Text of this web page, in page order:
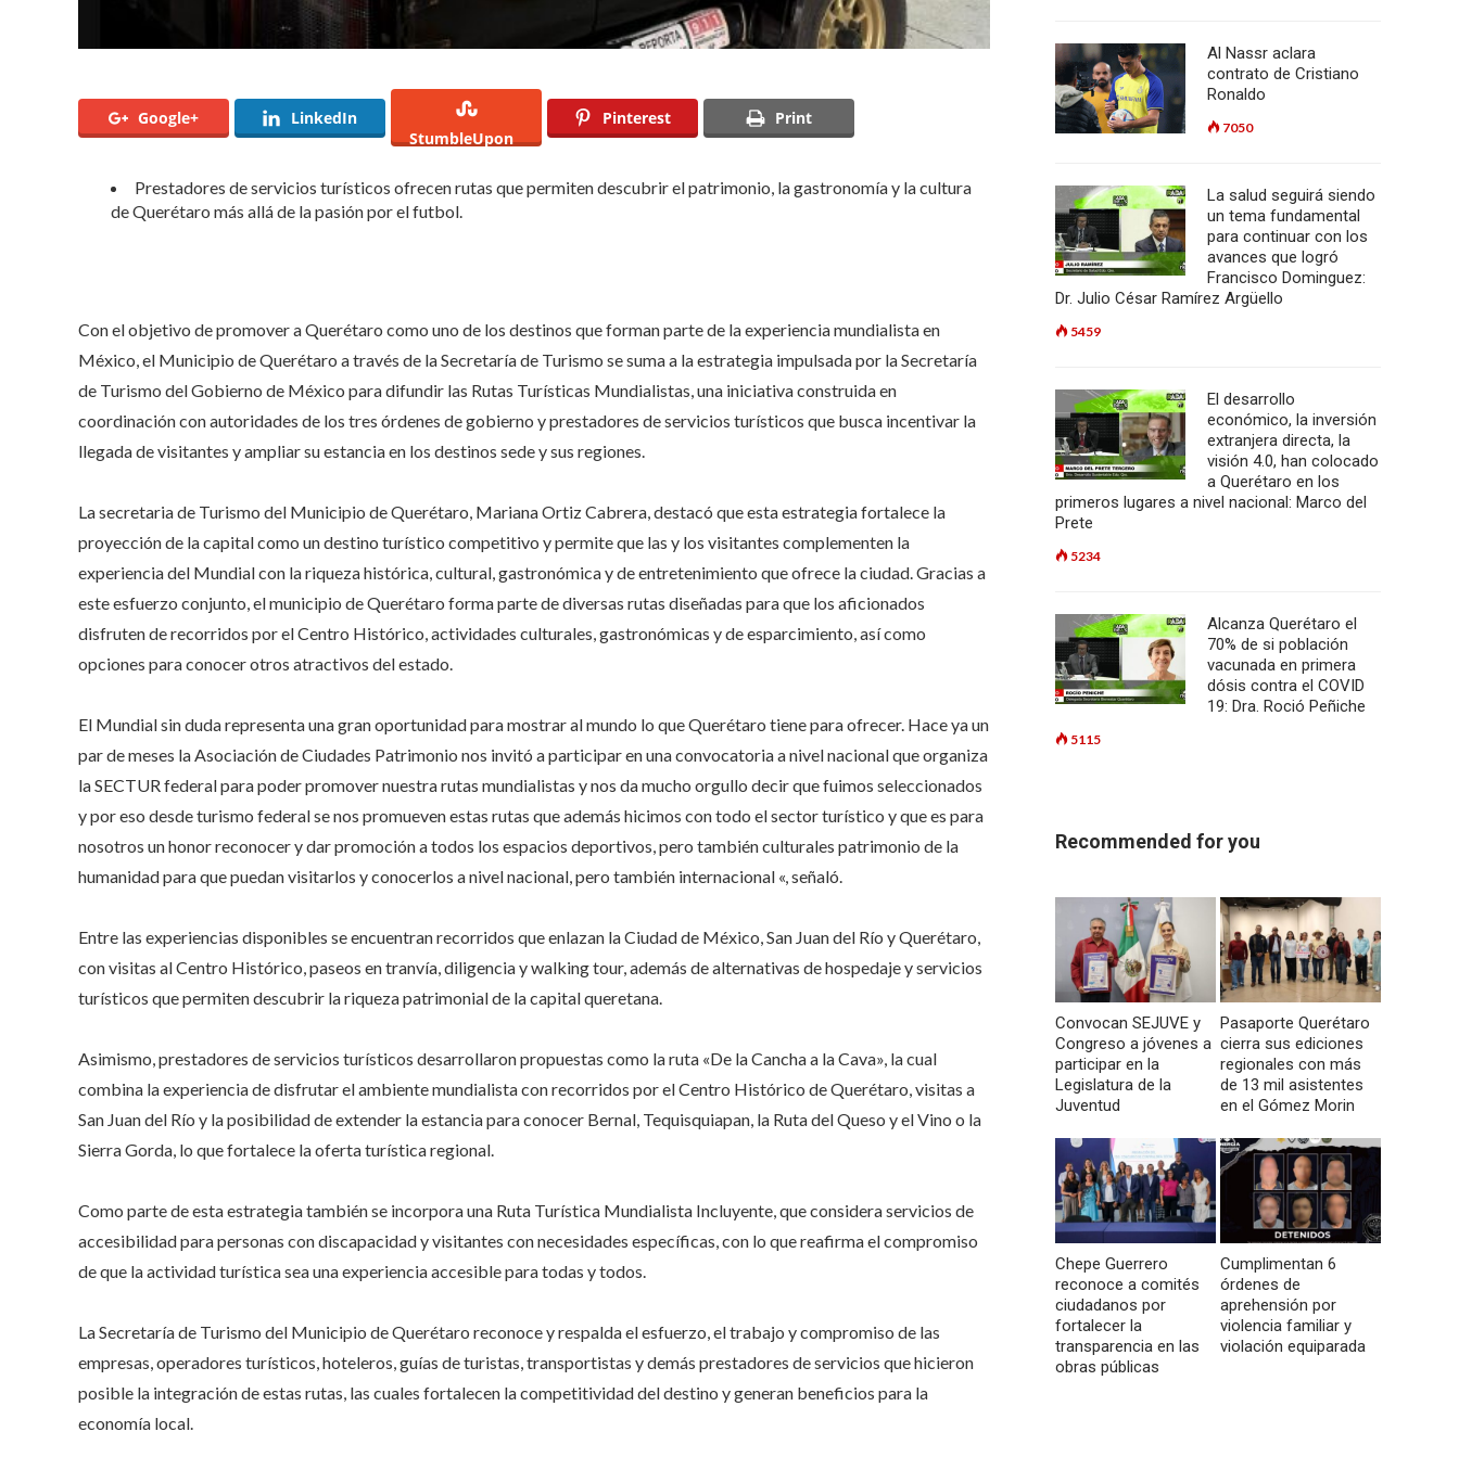
Google+
LinkedIn
StumbleUpon
Pinterest Print
Prestadores de servicios turísticos ofrecen rutas que permiten descubrir el patrimonio, la gastronomía y la cultura
de Querétaro más allá de la pasión por el futbol.
Con el objetivo de promover a Querétaro como uno de los destinos que forman parte de la experiencia mundialista en
México, el Municipio de Querétaro a través de la Secretaría de Turismo se suma a la estrategia impulsada por la Secretaría
de Turismo del Gobierno de México para difundir las Rutas Turísticas Mundialistas, una iniciativa construida en
coordinación con autoridades de los tres órdenes de gobierno y prestadores de servicios turísticos que busca incentivar la
llegada de visitantes y ampliar su estancia en los destinos sede y sus regiones.
La secretaria de Turismo del Municipio de Querétaro, Mariana Ortiz Cabrera, destacó que esta estrategia fortalece la
proyección de la capital como un destino turístico competitivo y permite que las y los visitantes complementen la
experiencia del Mundial con la riqueza histórica, cultural, gastronómica y de entretenimiento que ofrece la ciudad. Gracias a
este esfuerzo conjunto, el municipio de Querétaro forma parte de diversas rutas diseñadas para que los aficionados
disfruten de recorridos por el Centro Histórico, actividades culturales, gastronómicas y de esparcimiento, así como
opciones para conocer otros atractivos del estado.
El Mundial sin duda representa una gran oportunidad para mostrar al mundo lo que Querétaro tiene para ofrecer. Hace ya un
par de meses la Asociación de Ciudades Patrimonio nos invitó a participar en una convocatoria a nivel nacional que organiza
la SECTUR federal para poder promover nuestra rutas mundialistas y nos da mucho orgullo decir que fuimos seleccionados
y por eso desde turismo federal se nos promueven estas rutas que además hicimos con todo el sector turístico y que es para
nosotros un honor reconocer y dar promoción a todos los espacios deportivos, pero también culturales patrimonio de la
humanidad para que puedan visitarlos y conocerlos a nivel nacional, pero también internacional «, señaló.
Entre las experiencias disponibles se encuentran recorridos que enlazan la Ciudad de México, San Juan del Río y Querétaro,
con visitas al Centro Histórico, paseos en tranvía, diligencia y walking tour, además de alternativas de hospedaje y servicios
turísticos que permiten descubrir la riqueza patrimonial de la capital queretana.
Asimismo, prestadores de servicios turísticos desarrollaron propuestas como la ruta «De la Cancha a la Cava», la cual
combina la experiencia de disfrutar el ambiente mundialista con recorridos por el Centro Histórico de Querétaro, visitas a
San Juan del Río y la posibilidad de extender la estancia para conocer Bernal, Tequisquiapan, la Ruta del Queso y el Vino o la
Sierra Gorda, lo que fortalece la oferta turística regional.
Como parte de esta estrategia también se incorpora una Ruta Turística Mundialista Incluyente, que considera servicios de
accesibilidad para personas con discapacidad y visitantes con necesidades específicas, con lo que reafirma el compromiso
de que la actividad turística sea una experiencia accesible para todas y todos.
La Secretaría de Turismo del Municipio de Querétaro reconoce y respalda el esfuerzo, el trabajo y compromiso de las
empresas, operadores turísticos, hoteleros, guías de turistas, transportistas y demás prestadores de servicios que hicieron
posible la integración de estas rutas, las cuales fortalecen la competitividad del destino y generan beneficios para la
economía local.
Al Nassr aclara
contrato de Cristiano
Ronaldo
7050
La salud seguirá siendo
un tema fundamental
para continuar con los
avances que logró
Francisco Dominguez:
Dr. Julio César Ramírez Argüello
5459
El desarrollo
económico, la inversión
extranjera directa, la
visión 4.0, han colocado
a Querétaro en los
primeros lugares a nivel nacional: Marco del
Prete
5234
Alcanza Querétaro el
70% de si población
vacunada en primera
dósis contra el COVID
19: Dra. Roció Peñiche
5115
Recommended for you
Convocan SEJUVE y
Congreso a jóvenes a
participar en la
Legislatura de la
Juventud
Pasaporte Querétaro
cierra sus ediciones
regionales con más
de 13 mil asistentes
en el Gómez Morin
Chepe Guerrero
reconoce a comités
ciudadanos por
fortalecer la
transparencia en las
obras públicas
Cumplimentan 6
órdenes de
aprehensión por
violencia familiar y
violación equiparada